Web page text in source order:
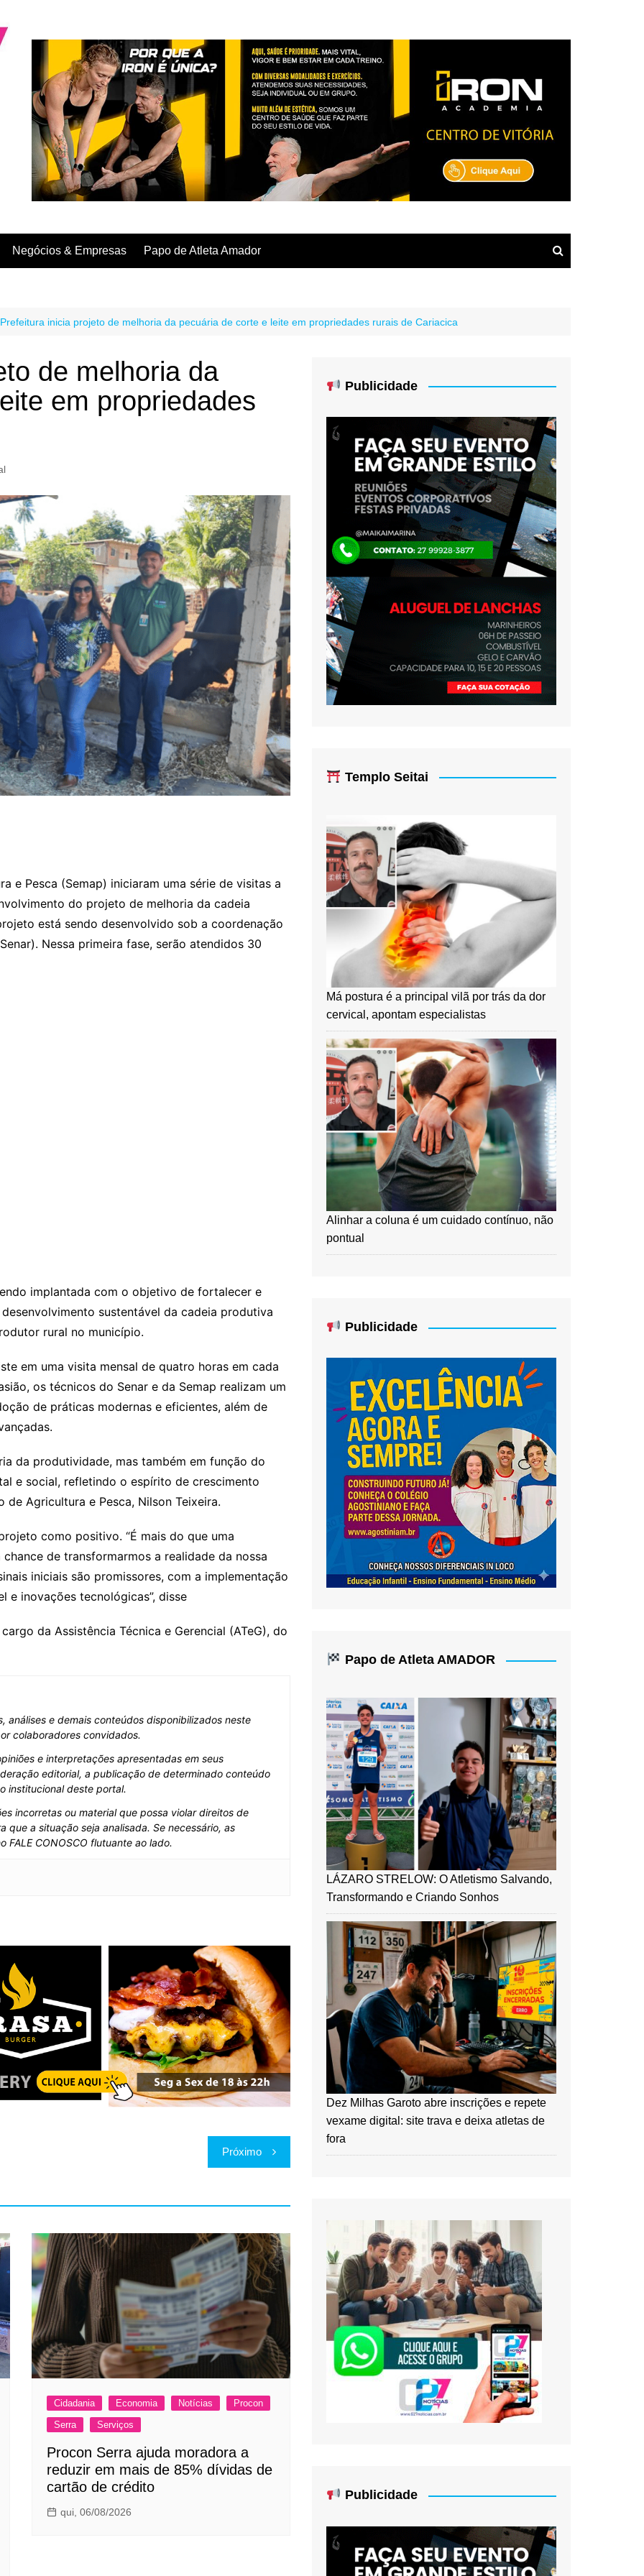
Negócios & Empresas Papo de Atleta Amador
Prefeitura inicia projeto de melhoria da pecuária de corte e leite em propriedades rurais de Cariacica
de melhoria da
em propriedades
e Pesca (Semap) iniciaram uma série de visitas a
do projeto de melhoria da cadeia
está sendo desenvolvido sob a coordenação
Nessa primeira fase, serão atendidos 30
implantada com o objetivo de fortalecer e
sustentável da cadeia produtiva
rural no município.
em uma visita mensal de quatro horas em cada
os técnicos do Senar e da Semap realizam um
de práticas modernas e eficientes, além de
da produtividade, mas também em função do
e social, refletindo o espírito de crescimento
Agricultura e Pesca, Nilson Teixeira.
como positivo. “É mais do que uma
de transformarmos a realidade da nossa
iniciais são promissores, com a implementação
e inovações tecnológicas”, disse
da Assistência Técnica e Gerencial (ATeG), do
análises e demais conteúdos disponibilizados neste
colaboradores convidados.
e interpretações apresentadas em seus
editorial, a publicação de determinado conteúdo
institucional deste portal.
incorretas ou material que possa violar direitos de
a situação seja analisada. Se necessário, as
CONOSCO flutuante ao lado.
Próximo
Cidadania Economia Notícias
Procon
Serra
Serviços
Procon Serra ajuda moradora a
reduzir em mais de 85% dívidas de
cartão de crédito
qui, 06/08/2026
Publicidade
Templo Seitai
Má postura é a principal vilã por trás da dor
cervical, apontam especialistas
Alinhar a coluna é um cuidado contínuo, não
pontual
Publicidade
Papo de Atleta AMADOR
LÁZARO STRELOW: O Atletismo Salvando,
Transformando e Criando Sonhos
Dez Milhas Garoto abre inscrições e repete
vexame digital: site trava e deixa atletas de
fora
Publicidade